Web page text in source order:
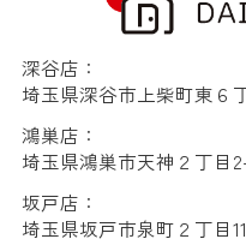
深谷店：
埼玉県深谷市上柴町東６
鴻巣店：
埼玉県鴻巣市天神２丁目
坂戸店：
埼玉県坂戸市泉町２丁目